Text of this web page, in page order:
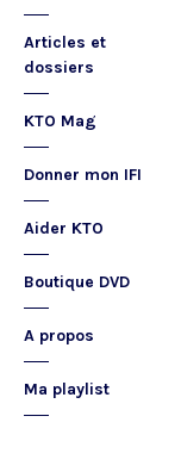
Articles et
dossiers
KTO Mag
Donner mon IFI
Aider KTO
Boutique DVD
A propos
Ma playlist